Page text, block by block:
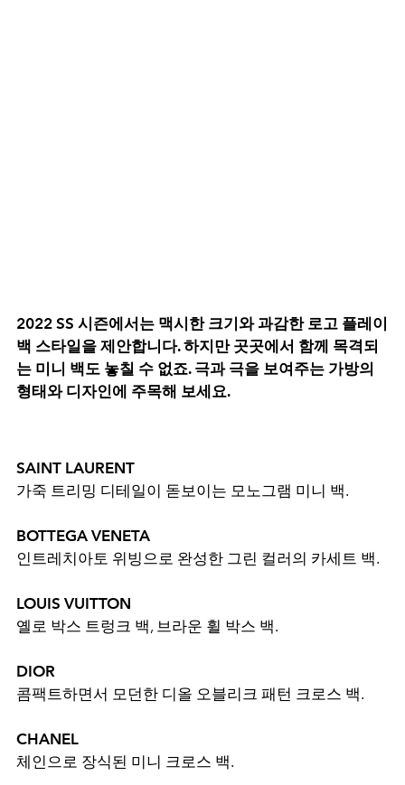
2022 SS 시즌에서는 맥시한 크기와 과감한 로고 플레이
백 스타일을 제안합니다. 하지만 곳곳에서 함께 목격되
는 미니 백도 놓칠 수 없죠. 극과 극을 보여주는 가방의
형태와 디자인에 주목해 보세요.
SAINT LAURENT
가죽 트리밍 디테일이 돋보이는 모노그램 미니 백.
BOTTEGA VENETA
인트레치아토 위빙으로 완성한 그린 컬러의 카세트 백.
LOUIS VUITTON
옐로 박스 트렁크 백, 브라운 휠 박스 백.
DIOR
콤팩트하면서 모던한 디올 오블리크 패턴 크로스 백.
CHANEL
체인으로 장식된 미니 크로스 백.